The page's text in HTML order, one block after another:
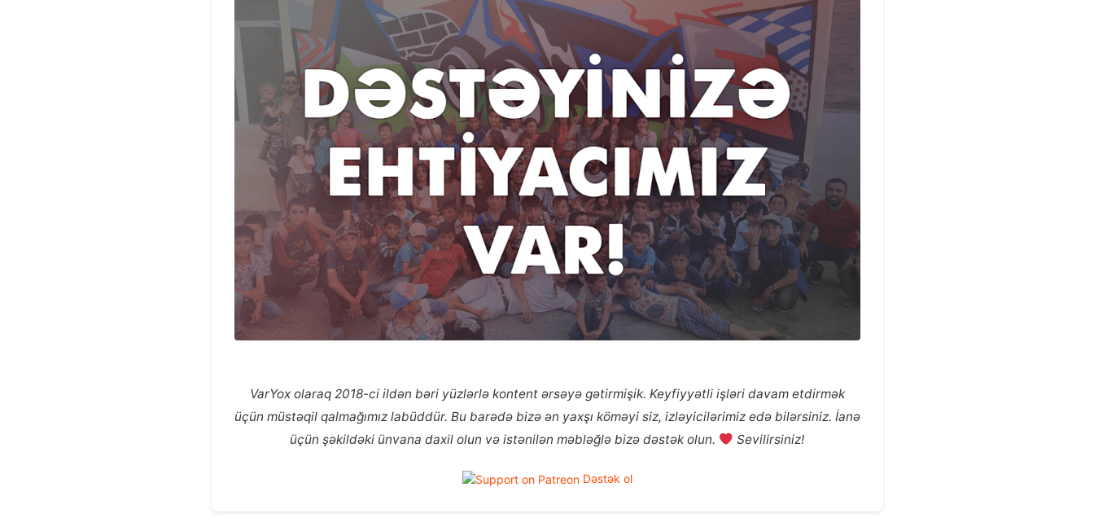
VarYox olaraq 2018-ci ildən bəri yüzlərlə kontent ərsəyə gətirmişik. Keyfiyyətli işləri davam etdirmək
üçün müstəqil qalmağımız labüddür. Bu barədə bizə ən yaxşı köməyi siz, izləyicilərimiz edə bilərsiniz. İanə
üçün şəkildəki ünvana daxil olun və istənilən məbləğlə bizə dəstək olun.
Sevilirsiniz!
Dəstək ol